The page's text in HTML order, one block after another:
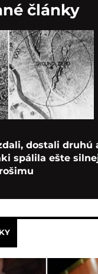
články
dostali druhú
spálila ešte